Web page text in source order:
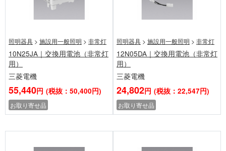
照明器具 > 施設用一般照明 > 非常灯
10N25JA｜交換用電池（非常灯
用）
三菱電機
55,440円 (税抜：50,400円)
お取り寄せ品
照明器具 > 施設用一般照明 > 非常灯
12N05DA｜交換用電池（非常灯
用）
三菱電機
24,802円 (税抜：22,547円)
お取り寄せ品